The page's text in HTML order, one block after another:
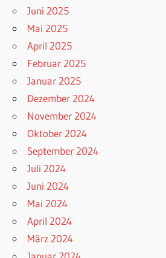
Juni 2025
Mai 2025
April 2025
Februar 2025
Januar 2025
Dezember 2024
November 2024
Oktober 2024
September 2024
Juli 2024
Juni 2024
Mai 2024
April 2024
März 2024